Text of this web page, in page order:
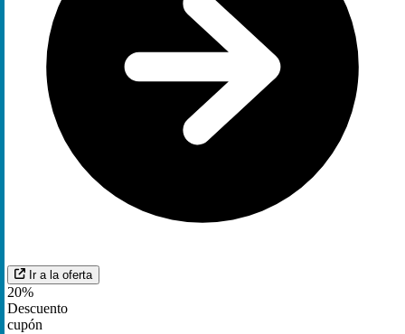
Ir a la oferta
20%
Descuento
cupón